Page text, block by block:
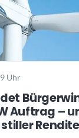
Uhr
Auftrag –
stiller